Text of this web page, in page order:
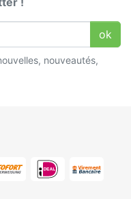
ok
nouveautés,